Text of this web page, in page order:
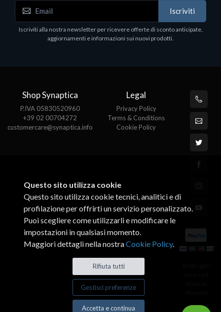
WD_BLACK SN850X NVMe SSD
WDBB9H0020BNC - SSD - 2 TB - interno - M.2
2280 - PCIe 4.0 (NVMe) - dissipatore integrato -
nero
Iscriviti
Iscriviti alla nostra newsletter per ricevere offerte di sconto anticipate,
aggiornamenti e informazioni sui nuovi prodotti.
Shop Synaptica
P.IVA 05830520960
+39 02 00704272
customercare@synaptica.info
Legal
Privacy Policy
Terms & Conditions
Cookie Policy
Questo sito utilizza cookie
Questo sito utilizza cookie tecnici, analitici e di
profilazione per offrirti un servizio personalizzato.
Puoi scegliere come utilizzarli e modificare le
impostazioni in qualsiasi momento.
Maggiori dettagli nella nostraCookie Policy.
Rifiuta tutti
Gestisci preferenze
Accetta e continua